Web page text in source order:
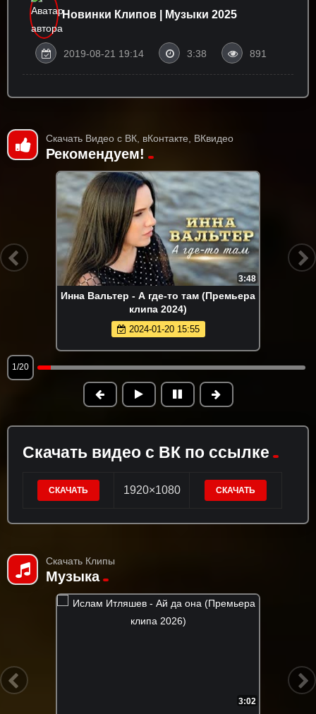
Новинки Клипов | Музыки 2025
2019-08-21 19:14 3:38 891
Скачать Видео с ВК, вКонтакте, ВКвидео
Рекомендуем!
3:48
Инна Вальтер - А где-то там (Премьера
клипа 2024)
2024-01-20 15:55
1/20
Скачать видео с ВК по ссылке
СКАЧАТЬ 1920×1080 СКАЧАТЬ
Скачать Клипы
Музыка
3:02